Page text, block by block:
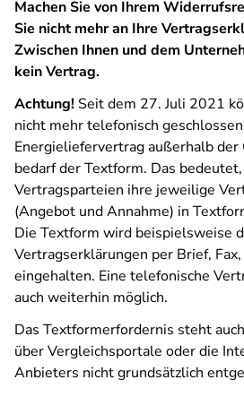
Machen Sie von Ihrem
Sie nicht mehr an Ihre
Zwischen Ihnen und dem
kein Vertrag.
Achtung! Seit dem 27. Juli 2021
nicht mehr telefonisch
Energieliefervertrag außerhalb der
bedarf der Textform. Das
Vertragsparteien ihre jeweilige
(Angebot und Annahme) in
Die Textform wird beispielsweise
Vertragserklärungen per Brief,
eingehalten. Eine telefonische
auch weiterhin möglich.
Das Textformerfordernis steht
über Vergleichsportale oder die
Anbieters nicht grundsätzlich